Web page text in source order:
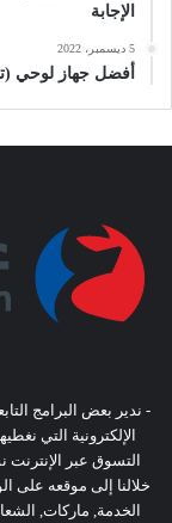
الإجابة
5 ديسمبر، 2022
أفضل جهاز لوحي
- ندير بعض البرامج
الإلكترونية التي
التسوق عبر الإنترنت
خلالنا إلى موقعه على
الخدمة, ماركات,